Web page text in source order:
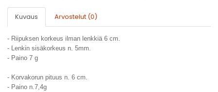
Kuvaus Arvostelut (0)
- Riipuksen korkeus ilman lenkkiä 6 cm.
- Lenkin sisäkorkeus n. 5mm.
- Paino 7 g
- Korvakorun pituus n. 6 cm.
- Paino n.7,4g